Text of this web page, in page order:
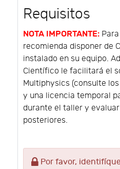
Requisitos
NOTA IMPORTANTE:
recomienda disponer de
instalado en su equipo.
Científico le facilitará el
Multiphysics (consulte los
y una licencia temporal
durante el taller y
posteriores.
Por favor,